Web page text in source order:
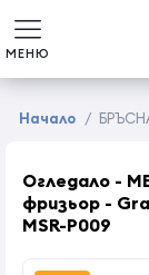
МЕНЮ
Начало /
Огледало -
фризьор -
MSR-P009